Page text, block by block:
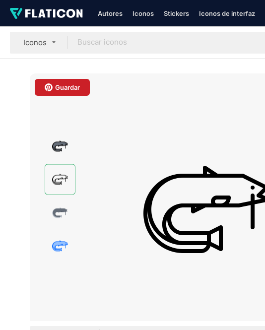
Autores Iconos Stickers Iconos de interfaz
Iconos
Guardar